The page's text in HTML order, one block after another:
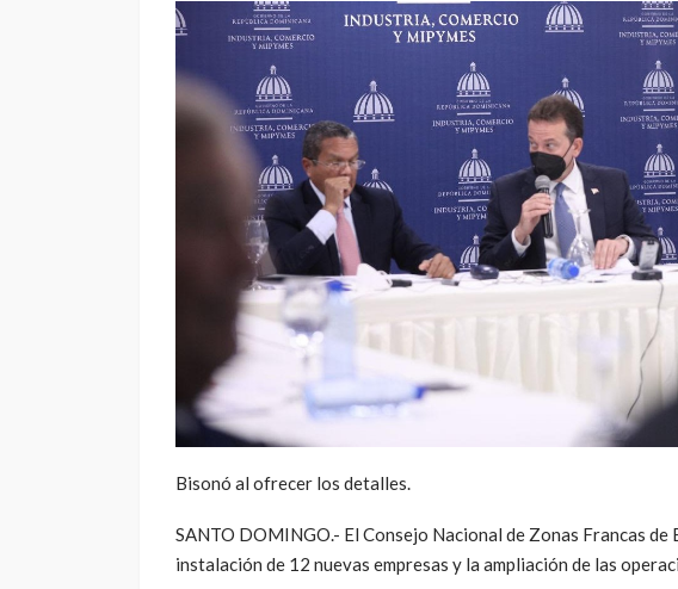
Bisonó al ofrecer los detalles.
SANTO DOMINGO.- El Consejo Nacional de Zonas Francas
instalación de 12 nuevas empresas y la ampliación de las